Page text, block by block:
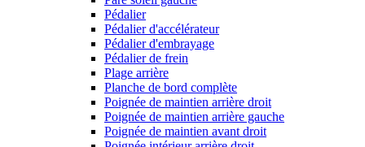
Pédalier
Pédalier d'accélérateur
Pédalier d'embrayage
Pédalier de frein
Plage arrière
Planche de bord complète
Poignée de maintien arrière droit
Poignée de maintien arrière gauche
Poignée de maintien avant droit